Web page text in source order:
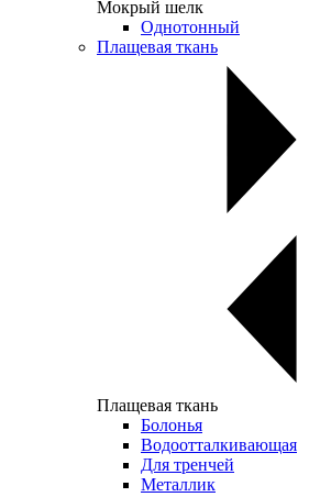
Мокрый шелк
Однотонный
Плащевая ткань
Плащевая ткань
Болонья
Водоотталкивающая
Для тренчей
Металлик